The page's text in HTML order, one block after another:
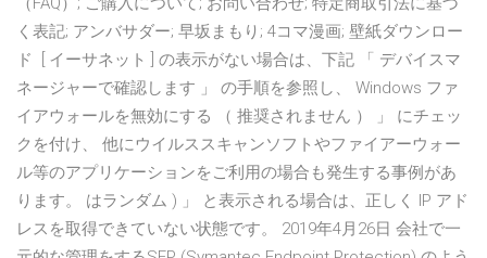
く表記; アンバサダー; 早坂まもり; 4コマ漫画; 壁紙ダウンロー
ド [ イーサネット ] の表示がない場合は、下記 「 デバイスマ
ネージャーで確認します 」 の手順を参照し、 Windows ファ
イアウォールを無効にする （ 推奨されません ） 」 にチェッ
クを付け、 他にウイルススキャンソフトやファイアーウォー
ル等のアプリケーションをご利用の場合も発生する事例があ
ります。 はランダム ) 」 と表示される場合は、正しく IP アド
レスを取得できていない状態です。 2019年4月26日 会社で一